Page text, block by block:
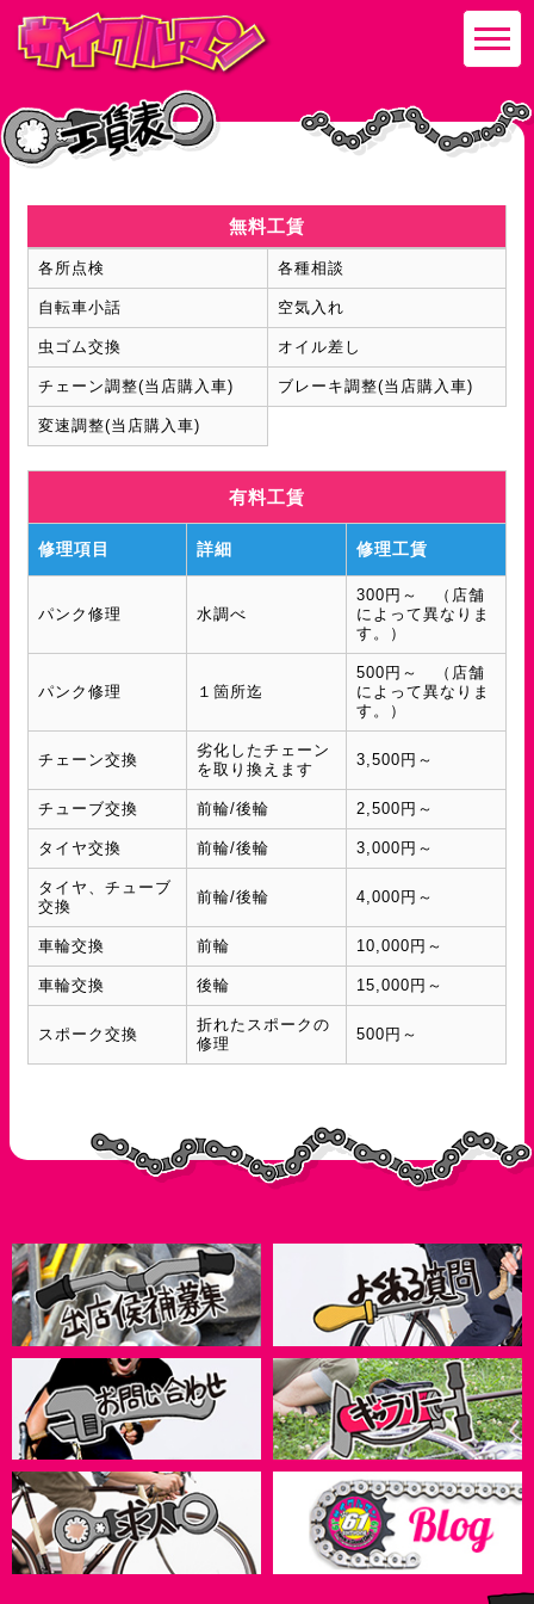
無料工賃
各所点検 各種相談
自転車小話 空気入れ
虫ゴム交換 オイル差し
チェーン調整(当店購入車) ブレーキ調整(当店購入車)
変速調整(当店購入車)
有料工賃
修理項目 詳細 修理工賃
パンク修理 水調べ
300円～ （店舗
によって異なりま
す。）
パンク修理 １箇所迄
500円～ （店舗
によって異なりま
す。）
チェーン交換
劣化したチェーン
を取り換えます
3,500円～
チューブ交換 前輪/後輪 2,500円～
タイヤ交換 前輪/後輪 3,000円～
タイヤ、チューブ
交換
前輪/後輪 4,000円～
車輪交換 前輪 10,000円～
車輪交換 後輪 15,000円～
スポーク交換
折れたスポークの
修理
500円～